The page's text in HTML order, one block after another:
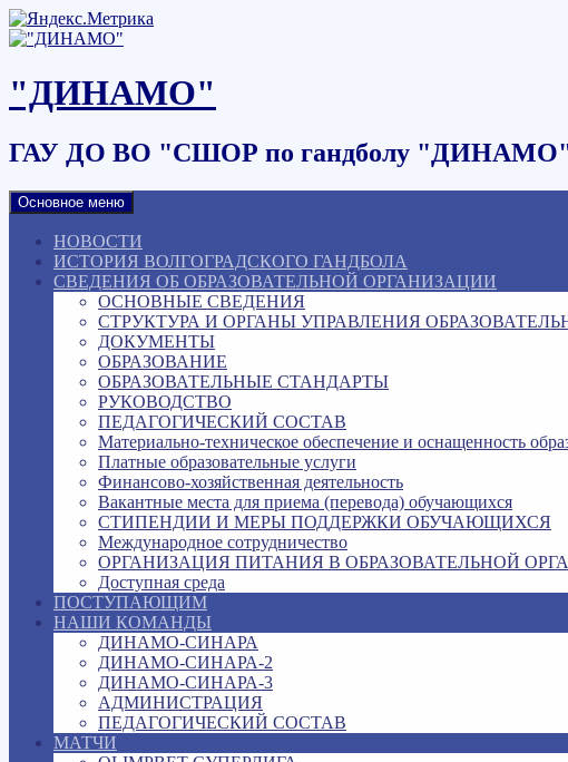
Наверх
"ДИНАМО"
ГАУ ДО ВО "СШОР по гандболу
Основное меню
НОВОСТИ
ИСТОРИЯ ВОЛГОГРАДСКОГО ГАНДБОЛА
СВЕДЕНИЯ ОБ ОБРАЗОВАТЕЛЬНОЙ ОРГАНИЗАЦИИ
ОСНОВНЫЕ СВЕДЕНИЯ
СТРУКТУРА И ОРГАНЫ УПРАВЛЕНИЯ
ДОКУМЕНТЫ
ОБРАЗОВАНИЕ
ОБРАЗОВАТЕЛЬНЫЕ СТАНДАРТЫ
РУКОВОДСТВО
ПЕДАГОГИЧЕСКИЙ СОСТАВ
Материально-техническое обеспечение и оснащенность
Платные образовательные услуги
Финансово-хозяйственная деятельность
Вакантные места для приема (перевода) обучающихся
СТИПЕНДИИ И МЕРЫ ПОДДЕРЖКИ ОБУЧАЮЩИХСЯ
Международное сотрудничество
ОРГАНИЗАЦИЯ ПИТАНИЯ В ОБРАЗОВАТЕЛЬНОЙ
Доступная среда
ПОСТУПАЮЩИМ
НАШИ КОМАНДЫ
ДИНАМО-СИНАРА
ДИНАМО-СИНАРА-2
ДИНАМО-СИНАРА-3
АДМИНИСТРАЦИЯ
ПЕДАГОГИЧЕСКИЙ СОСТАВ
МАТЧИ